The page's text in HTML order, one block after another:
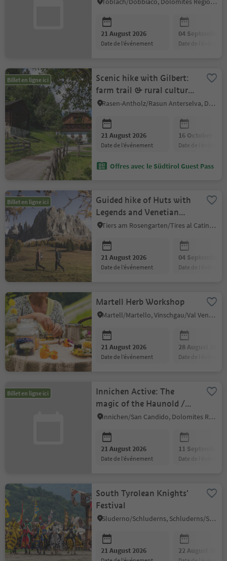
21 August 2026
date de l’événement
04 September
date de
Billet en ligne ici
Scenic hike with Gilbert:
farm trail & rural culture
in Antholz Valley
Rasen-Antholz/Rasun Anterselva, Dolomites Region Kronplatz/Plan de Corones
21 August 2026
date de l’événement
16 October
date de
Offres avec le Südtirol Guest Pass
Billet en ligne ici
Guided hike of Huts with
Legends and Venetian
Sawmill
Tiers am Rosengarten/Tires al Catinaccio, Dolomites Region Seiser Alm
21 August 2026
date de l’événement
04 September
date de
Martell Herb Workshop
Martell/Martello, Vinschgau/Val Venosta
21 August 2026
date de l’événement
28 August 2026
date de
Billet en ligne ici
Innichen Active: The
magic of the Haunold /
Baranci
Innichen/San Candido, Dolomites Region 3 Zinnen
21 August 2026
date de l’événement
11 September
date de
South Tyrolean Knights'
Festival
Sluderno/Schluderns, Schluderns/Sluderno, Vinschgau/Val Venosta
21 August 2026 22 August 2026